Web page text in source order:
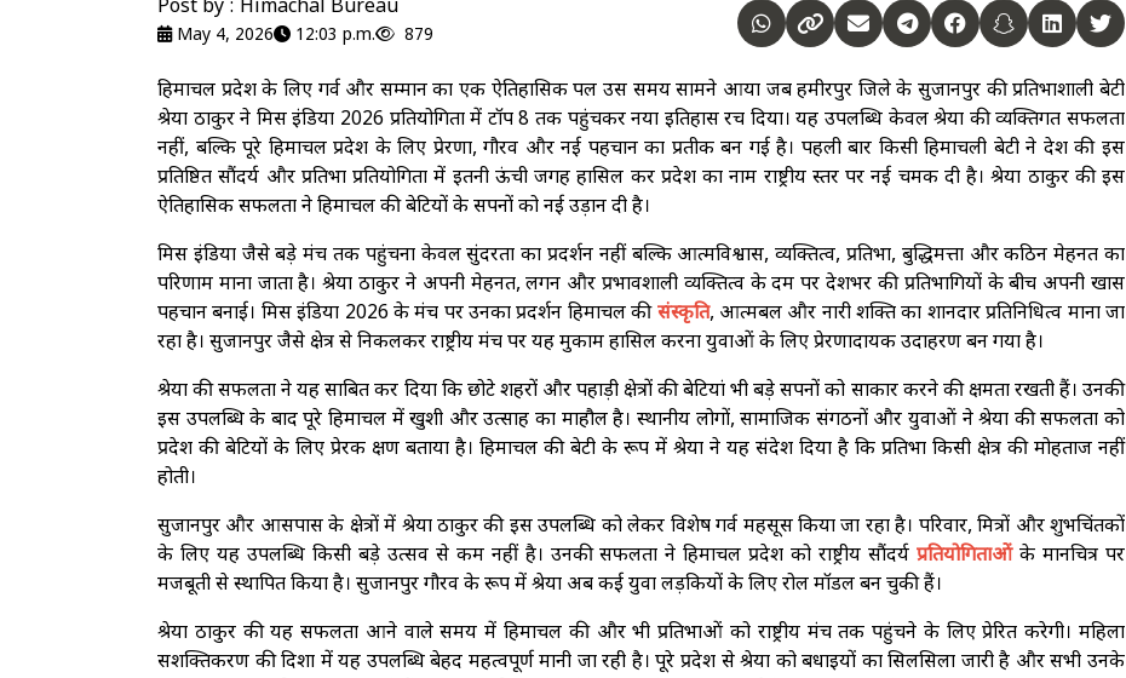
Post by : Himachal Bureau
May 4, 2026 12:03 p.m. 879
हिमाचल प्रदेश के लिए गर्व और सम्मान का एक ऐतिहासिक पल उस समय सामने आया जब हमीरपुर जिले के सुजानपुर की प्रतिभाशाली बेटी
श्रेया ठाकुर ने मिस इंडिया 2026 प्रतियोगिता में टॉप 8 तक पहुंचकर नया इतिहास रच दिया। यह उपलब्धि केवल श्रेया की व्यक्तिगत सफलता
नहीं, बल्कि पूरे हिमाचल प्रदेश के लिए प्रेरणा, गौरव और नई पहचान का प्रतीक बन गई है। पहली बार किसी हिमाचली बेटी ने देश की इस
प्रतिष्ठित सौंदर्य और प्रतिभा प्रतियोगिता में इतनी ऊंची जगह हासिल कर प्रदेश का नाम राष्ट्रीय स्तर पर नई चमक दी है। श्रेया ठाकुर की इस
ऐतिहासिक सफलता ने हिमाचल की बेटियों के सपनों को नई उड़ान दी है।
मिस इंडिया जैसे बड़े मंच तक पहुंचना केवल सुंदरता का प्रदर्शन नहीं बल्कि आत्मविश्वास, व्यक्तित्व, प्रतिभा, बुद्धिमत्ता और कठिन मेहनत का
परिणाम माना जाता है। श्रेया ठाकुर ने अपनी मेहनत, लगन और प्रभावशाली व्यक्तित्व के दम पर देशभर की प्रतिभागियों के बीच अपनी खास
पहचान बनाई। मिस इंडिया 2026 के मंच पर उनका प्रदर्शन हिमाचल कीसंस्कृति, आत्मबल और नारी शक्ति का शानदार प्रतिनिधित्व माना जा
रहा है। सुजानपुर जैसे क्षेत्र से निकलकर राष्ट्रीय मंच पर यह मुकाम हासिल करना युवाओं के लिए प्रेरणादायक उदाहरण बन गया है।
श्रेया की सफलता ने यह साबित कर दिया कि छोटे शहरों और पहाड़ी क्षेत्रों की बेटियां भी बड़े सपनों को साकार करने की क्षमता रखती हैं। उनकी
इस उपलब्धि के बाद पूरे हिमाचल में खुशी और उत्साह का माहौल है। स्थानीय लोगों, सामाजिक संगठनों और युवाओं ने श्रेया की सफलता को
प्रदेश की बेटियों के लिए प्रेरक क्षण बताया है। हिमाचल की बेटी के रूप में श्रेया ने यह संदेश दिया है कि प्रतिभा किसी क्षेत्र की मोहताज नहीं
होती।
सुजानपुर और आसपास के क्षेत्रों में श्रेया ठाकुर की इस उपलब्धि को लेकर विशेष गर्व महसूस किया जा रहा है। परिवार, मित्रों और शुभचिंतकों
के लिए यह उपलब्धि किसी बड़े उत्सव से कम नहीं है। उनकी सफलता ने हिमाचल प्रदेश को राष्ट्रीय सौंदर्यप्रतियोगिताओंके मानचित्र पर
मजबूती से स्थापित किया है। सुजानपुर गौरव के रूप में श्रेया अब कई युवा लड़कियों के लिए रोल मॉडल बन चुकी हैं।
श्रेया ठाकुर की यह सफलता आने वाले समय में हिमाचल की और भी प्रतिभाओं को राष्ट्रीय मंच तक पहुंचने के लिए प्रेरित करेगी। महिला
सशक्तिकरण की दिशा में यह उपलब्धि बेहद महत्वपूर्ण मानी जा रही है। पूरे प्रदेश से श्रेया को बधाइयों का सिलसिला जारी है और सभी उनके